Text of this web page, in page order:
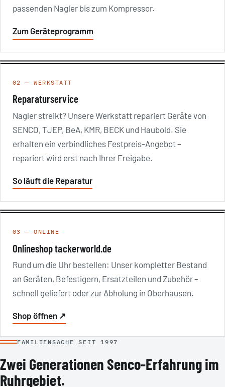
passenden Nagler bis zum Kompressor.
Zum Geräteprogramm
02 — WERKSTATT
Reparaturservice
Nagler streikt? Unsere Werkstatt repariert Geräte von
SENCO, TJEP, BeA, KMR, BECK und Haubold. Sie
erhalten ein verbindliches Festpreis-Angebot –
repariert wird erst nach Ihrer Freigabe.
So läuft die Reparatur
03 — ONLINE
Onlineshop tackerworld.de
Rund um die Uhr bestellen: Unser kompletter Bestand
an Geräten, Befestigern, Ersatzteilen und Zubehör –
schnell geliefert oder zur Abholung in Oberhausen.
Shop öffnen ↗
FAMILIENSACHE SEIT 1997
Zwei Generationen Senco-Erfahrung im
Ruhrgebiet.